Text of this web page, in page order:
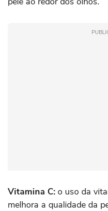
Vitamina C: o uso da
melhora a qualidade da